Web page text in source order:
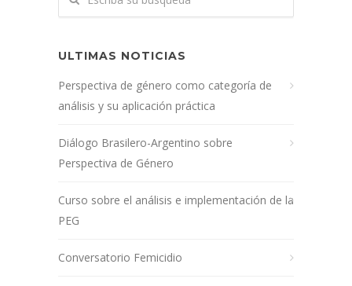
ULTIMAS NOTICIAS
Perspectiva de género como categoría de
análisis y su aplicación práctica
Diálogo Brasilero-Argentino sobre
Perspectiva de Género
Curso sobre el análisis e implementación de la
PEG
Conversatorio Femicidio